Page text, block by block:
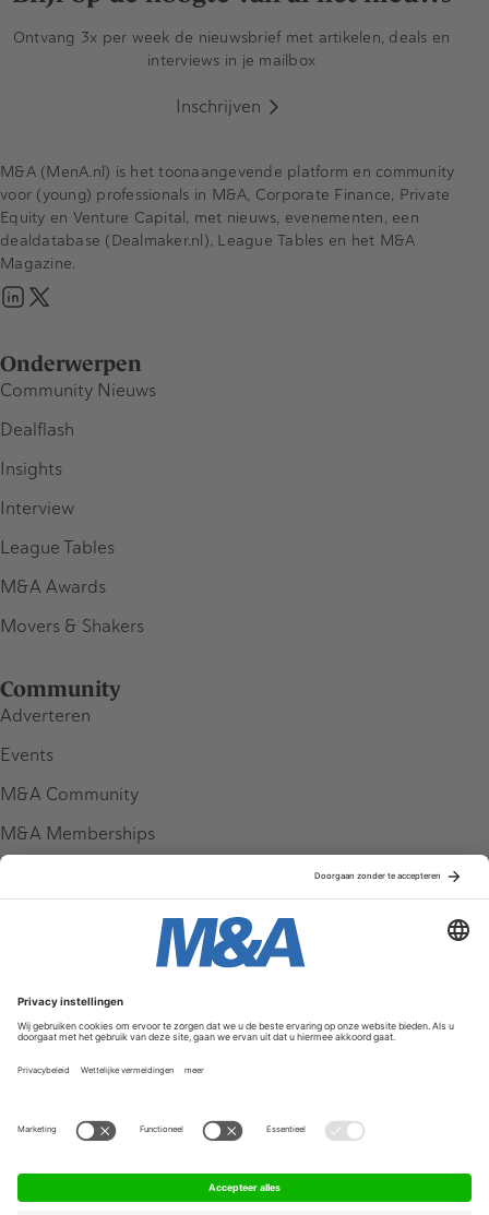
Ontvang 3x per week de nieuwsbrief met artikelen, deals en
interviews in je mailbox
Inschrijven
Onderwerpen
Community Nieuws
Dealflash
Insights
Interview
League Tables
M&A Awards
Movers & Shakers
Community
Adverteren
Events
M&A Community
M&A Memberships
Service & Contact
Contact
FAQ
Werken bij ons
Algemene Voorwaarden
M&A (MenA.nl) is het toonaangevende platform en community
voor (young) professionals in M&A, Corporate Finance, Private
Equity en Venture Capital, met nieuws, evenementen, een
dealdatabase (Dealmaker.nl), League Tables en het M&A
Magazine.